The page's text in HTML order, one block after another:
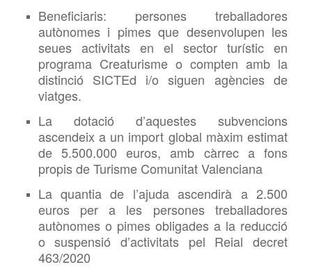
Beneficiaris: persones treballadores
autònomes i pimes que desenvolupen les
seues activitats en el sector turístic en
programa Creaturisme o compten amb la
distinció SICTEd i/o siguen agències de
viatges.
La dotació d’aquestes subvencions
ascendeix a un import global màxim estimat
de 5.500.000 euros, amb càrrec a fons
propis de Turisme Comunitat Valenciana
La quantia de l’ajuda ascendirà a 2.500
euros per a les persones treballadores
autònomes o pimes obligades a la reducció
o suspensió d’activitats pel Reial decret
463/2020